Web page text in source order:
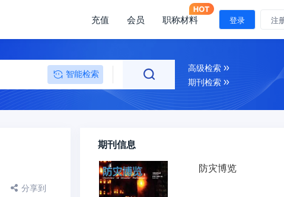
充值 会员 职称材料 登录 注
智能检索
高级检索
期刊检索
分享到
期刊信息
防灾博览